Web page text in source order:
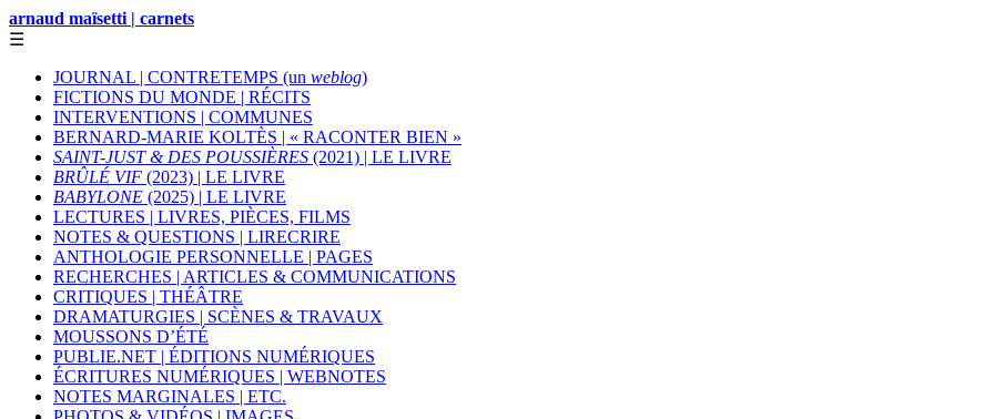
arnaud maïsetti | carnets
☰
JOURNAL | CONTRETEMPS (un weblog)
FICTIONS DU MONDE | RÉCITS
INTERVENTIONS | COMMUNES
BERNARD-MARIE KOLTÈS | « RACONTER BIEN »
SAINT-JUST & DES POUSSIÈRES (2021) | LE LIVRE
BRÛLÉ VIF (2023) | LE LIVRE
BABYLONE (2025) | LE LIVRE
LECTURES | LIVRES, PIÈCES, FILMS
NOTES & QUESTIONS | LIRECRIRE
ANTHOLOGIE PERSONNELLE | PAGES
RECHERCHES | ARTICLES & COMMUNICATIONS
CRITIQUES | THÉÂTRE
DRAMATURGIES | SCÈNES & TRAVAUX
MOUSSONS D’ÉTÉ
PUBLIE.NET | ÉDITIONS NUMÉRIQUES
ÉCRITURES NUMÉRIQUES | WEBNOTES
NOTES MARGINALES | ETC.